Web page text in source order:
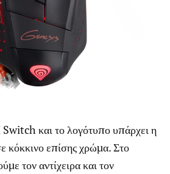
και το λογότυπο υπάρχει η
κόκκινο επίσης χρώμα. Στο
τον αντίχειρα και τον